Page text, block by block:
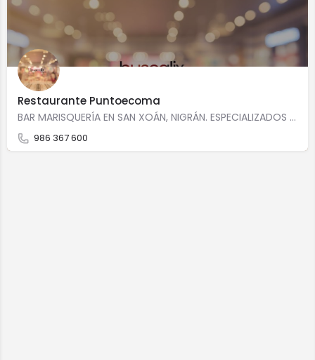
Restaurante Puntoecoma
BAR MARISQUERÍA EN SAN XOÁN, NIGRÁN. ESPECIALIZADOS EN Cocina marineraCocina tradicionalCocina…
986 367 600